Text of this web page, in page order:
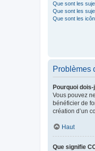
Que sont les
Que sont les
Que sont les
Problèmes
Pourquoi
Vous pouvez
bénéficier de
création d’un
Haut
Que signifie